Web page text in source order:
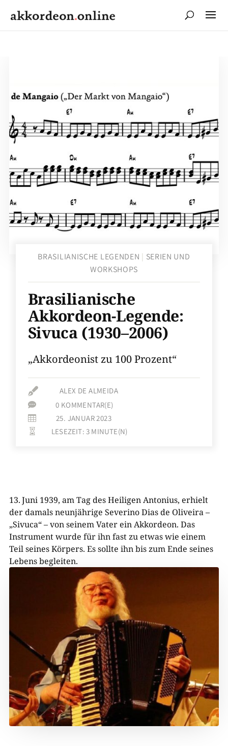
BRASILIANISCHE LEGENDEN | SERIEN UND
WORKSHOPS
Brasilianische
Akkordeon-Legende:
Sivuca (1930–2006)
­„Akkordeonist zu 100 Prozent“
 ALEX DE ALMEIDA
 0 KOMMENTAR(E)
 25. JANUAR 2023
 LESEZEIT: 3 MINUTE(N)
13. Juni 1939, am Tag des Heiligen Antonius, erhielt
der damals neunjährige Severino Dias de Oliveira –
„Sivuca“ – von seinem Vater ein Akkordeon. Das
Instrument wurde für ihn fast zu etwas wie einem
Teil seines Körpers. Es sollte ihn bis zum Ende seines
Lebens begleiten.